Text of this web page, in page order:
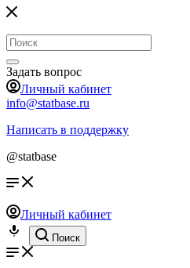
Задать вопрос
Личный кабинет
info@statbase.ru
Написать в поддержку
@statbase
Личный кабинет
Поиск